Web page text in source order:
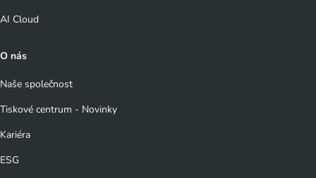
AI Cloud
O nás
Naše společnost
Tiskové centrum - Novinky
Kariéra
ESG